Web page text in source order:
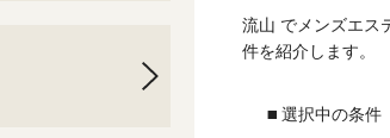
流山 でメンズエス
件を紹介します。
▪ 選択中の条件